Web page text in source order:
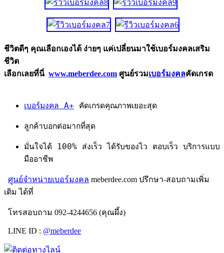
ชีวิตดีๆ คุณเลือกเองได้ ง่ายๆ แค่เปลี่ยนมาใช้เบอร์มงคลเสริม
ชีวิต
เลือกเลยที่นี่ www.meberdee.com ศูนย์รวมเบอร์มงคลคัดเกรด
เบอร์มงคล A+ คัดเกรดคุณภาพเยอะสุด
ลูกค้าบอกต่อมากที่สุด
มั่นใจได้ 100% ส่งเร็ว ได้รับของไว ตอบเร็ว บริการแบบ
มืออาชีพ
ศูนย์จำหน่ายเบอร์มงคล meberdee.com ปรึกษา-สอบถามเพิ่ม
เติม ได้ที่
โทรสอบถาม 092-4244656 (คุณผึ้ง)
LINE ID : @meberdee